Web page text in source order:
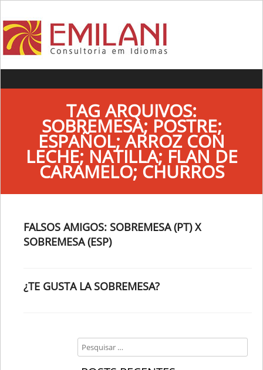
TAG ARQUIVOS:
SOBREMESA; POSTRE;
ESPAÑOL; ARROZ CON
LECHE; NATILLA; FLAN DE
CARAMELO; CHURROS
FALSOS AMIGOS: SOBREMESA (PT) X
SOBREMESA (ESP)
¿TE GUSTA LA SOBREMESA?
Search